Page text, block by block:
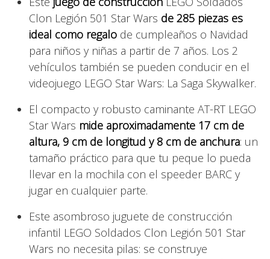
Clon Legión 501 Star Wars de 285 piezas es
ideal como regalo de cumpleaños o Navidad
para niños y niñas a partir de 7 años. Los 2
vehículos también se pueden conducir en el
videojuego LEGO Star Wars: La Saga Skywalker.
El compacto y robusto caminante AT-RT LEGO
Star Wars mide aproximadamente 17 cm de
altura, 9 cm de longitud y 8 cm de anchura: un
tamaño práctico para que tu peque lo pueda
llevar en la mochila con el speeder BARC y
jugar en cualquier parte.
Este asombroso juguete de construcción
infantil LEGO Soldados Clon Legión 501 Star
Wars no necesita pilas: se construye